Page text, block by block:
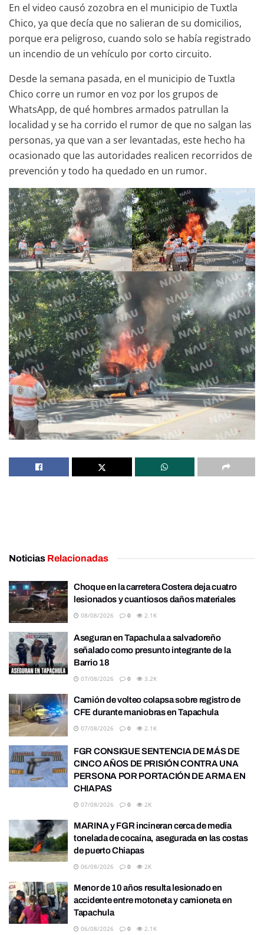
En el video causó zozobra en el municipio de Tuxtla
Chico, ya que decía que no salieran de su domicilios,
porque era peligroso, cuando solo se había registrado
un incendio de un vehículo por corto circuito.
Desde la semana pasada, en el municipio de Tuxtla
Chico corre un rumor en voz por los grupos de
WhatsApp, de qué hombres armados patrullan la
localidad y se ha corrido el rumor de que no salgan las
personas, ya que van a ser levantadas, este hecho ha
ocasionado que las autoridades realicen recorridos de
prevención y todo ha quedado en un rumor.
Noticias Relacionadas
Choque en la carretera Costera deja cuatro
lesionados y cuantiosos daños materiales
08/08/2026 0 2.1K
Aseguran en Tapachula a salvadoreño
señalado como presunto integrante de la
Barrio 18
07/08/2026 0 3.2K
Camión de volteo colapsa sobre registro de
CFE durante maniobras en Tapachula
07/08/2026 0 2.1K
FGR CONSIGUE SENTENCIA DE MÁS DE
CINCO AÑOS DE PRISIÓN CONTRA UNA
PERSONA POR PORTACIÓN DE ARMA EN
CHIAPAS
07/08/2026 0 2K
MARINA y FGR incineran cerca de media
tonelada de cocaína, asegurada en las costas
de puerto Chiapas
06/08/2026 0 2K
Menor de 10 años resulta lesionado en
accidente entre motoneta y camioneta en
Tapachula
06/08/2026 0 2.1K